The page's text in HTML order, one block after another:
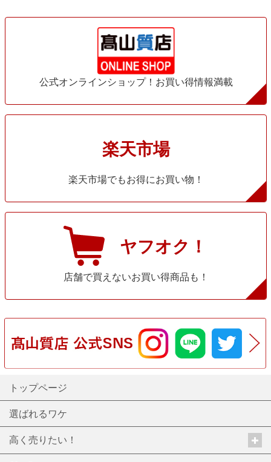
公式オンラインショップ！お買い得情報満載
楽天市場
楽天市場でもお得にお買い物！
ヤフオク！
店舗で買えないお買い得商品も！
トップページ
選ばれるワケ
高く売りたい！